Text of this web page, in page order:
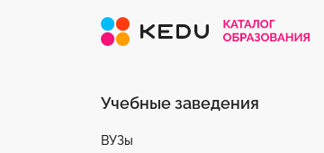
Учебные заведения
ВУЗы